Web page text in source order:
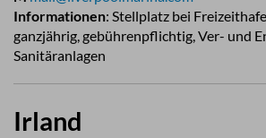
Informationen: Stellplatz bei
ganzjährig, gebührenpflichtig, Ver- und
Sanitäranlagen
Irland